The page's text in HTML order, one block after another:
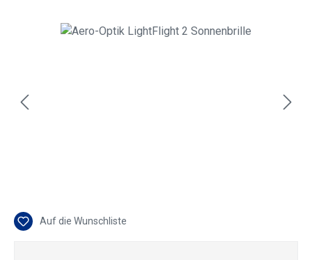
Bildergalerie überspringen
Auf die Wunschliste